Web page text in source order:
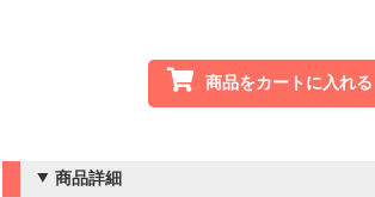
商品をカートに入れる
商品詳細